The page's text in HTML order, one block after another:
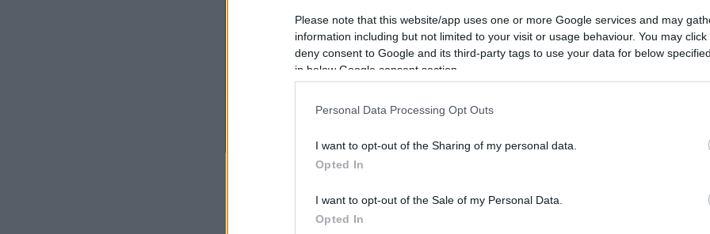
Please note that this website/app uses one or more Google services and may
information including but not limited to your visit or usage behaviour. You may
deny consent to Google and its third-party tags to use your data for below
in below Google consent section.
Personal Data Processing Opt Outs
I want to opt-out of the Sharing of my personal data.
Opted In
I want to opt-out of the Sale of my Personal Data.
Opted In